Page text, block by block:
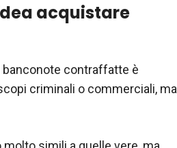
acquistare
banconote contraffatte è
criminali o commerciali, ma